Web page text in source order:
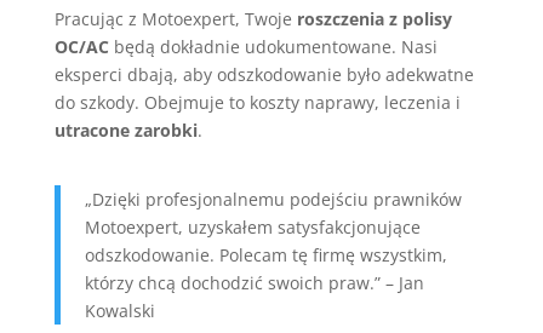
Pracując z Motoexpert, Twoje roszczenia z polisy
OC/AC będą dokładnie udokumentowane. Nasi
eksperci dbają, aby odszkodowanie było adekwatne
do szkody. Obejmuje to koszty naprawy, leczenia i
utracone zarobki.
„Dzięki profesjonalnemu podejściu prawników
Motoexpert, uzyskałem satysfakcjonujące
odszkodowanie. Polecam tę firmę wszystkim,
którzy chcą dochodzić swoich praw.” – Jan
Kowalski